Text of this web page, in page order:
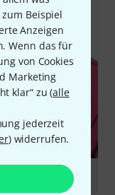
Beispiel
Anzeigen
Wenn das für
von Cookies
Marketing
klar“ zu (alle
jederzeit
) widerrufen.